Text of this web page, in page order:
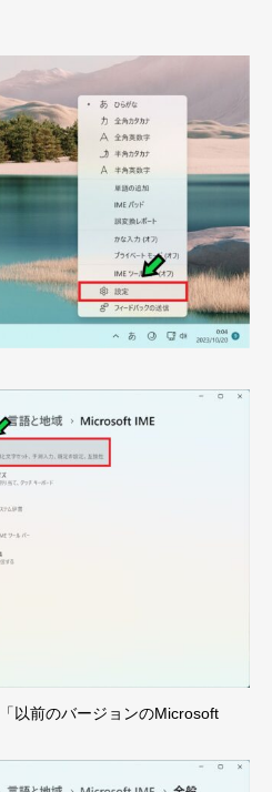
以前のバージョンのMicrosoft